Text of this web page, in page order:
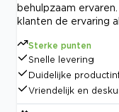
behulpzaam
klanten de ervaring
Sterke punten
Snelle levering
Duidelijke
Vriendelijk en